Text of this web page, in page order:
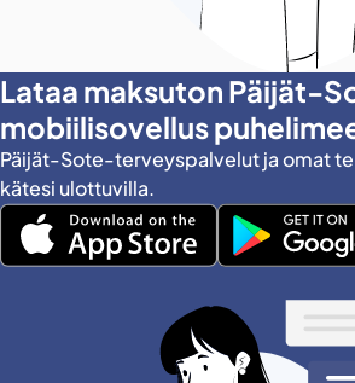
Lataa maksuton Päijät-
mobiilisovellus
Päijät-Sote-terveyspalvelut ja omat
kätesi ulottuvilla.